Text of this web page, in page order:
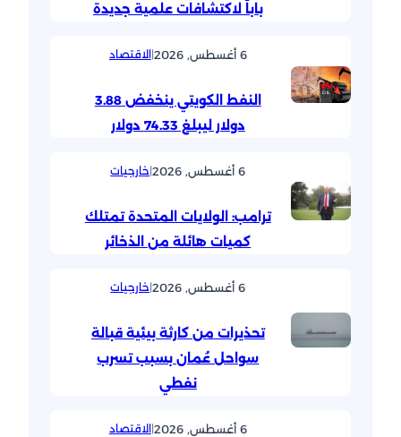
باباً لاكتشافات علمية جديدة
6 أغسطس, 2026 |الاقتصاد
النفط الكويتي ينخفض 3.88
دولار ليبلغ 74.33 دولار
6 أغسطس, 2026 |خارجيات
ترامب: الولايات المتحدة تمتلك
كميات هائلة من الذخائر
6 أغسطس, 2026 |خارجيات
تحذيرات من كارثة بيئية قبالة
سواحل عُمان بسبب تسرب
نفطي
6 أغسطس, 2026 |الاقتصاد